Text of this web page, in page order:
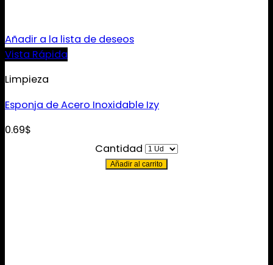
Añadir a la lista de deseos
Vista Rápida
Limpieza
Esponja de Acero Inoxidable Izy
0.69$
Cantidad
Añadir al carrito